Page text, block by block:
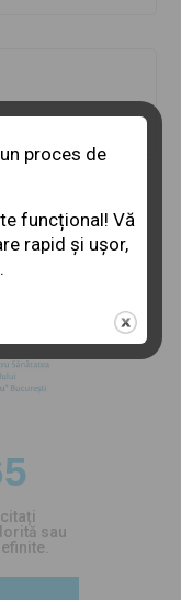
sau
proces de
funcțional! Vă
rapid și ușor,